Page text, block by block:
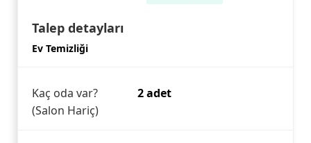
Talep detayları
Ev Temizliği
Kaç oda var?
(Salon Hariç)
2 adet